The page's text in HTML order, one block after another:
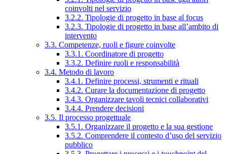
coinvolti nel servizio
3.2.2. Tipologie di progetto in base al focus
3.2.3. Tipologie di progetto in base all’ambito di
intervento
3.3. Competenze, ruoli e figure coinvolte
3.3.1. Coordinatore di progetto
3.3.2. Definire ruoli e responsabilità
3.4. Metodo di lavoro
3.4.1. Definire processi, strumenti e rituali
3.4.2. Curare la documentazione di progetto
3.4.3. Organizzare tavoli tecnici collaborativi
3.4.4. Prendere decisioni
3.5. Il processo progettuale
3.5.1. Organizzare il progetto e la sua gestione
3.5.2. Comprendere il contesto d’uso del servizio
pubblico